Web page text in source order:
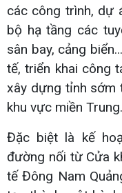
các công trình, dự
bộ hạ tầng các
sân bay, cảng
tế, triển khai công
xây dựng tỉnh sớm
khu vực miền Trung.
Đặc biệt là kế
đường nối từ Cửa
tế Đông Nam